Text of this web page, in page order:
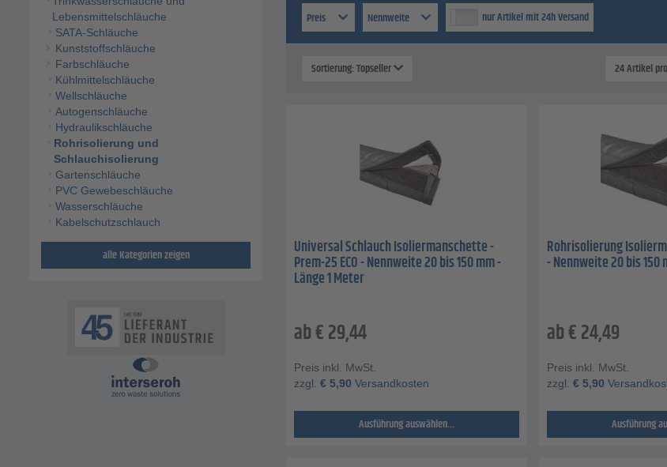
Lebensmittelschläuche
SATA-Schläuche
Kunststoffschläuche
Farbschläuche
Kühlmittelschläuche
Wellschläuche
Autogenschläuche
Hydraulikschläuche
Rohrisolierung und
Schlauchisolierung
Gartenschläuche
PVC Gewebeschläuche
Wasserschläuche
Kabelschutzschlauch
alle Kategorien zeigen
Preis
Nennweite nur Artikel mit 24h Versand
Sortierung: Topseller 24 Artikel
Universal Schlauch Isoliermanschette -
Prem-25 ECO - Nennweite 20 bis 150 mm -
Länge 1 Meter
ab€29,44
Preis inkl. MwSt.
zzgl. € 5,90 Versandkosten
Ausführung auswählen...
Rohrisolierung
- Nennweite 20 bis 150
ab€24,49
Preis inkl. MwSt.
zzgl. € 5,90
Ausführung